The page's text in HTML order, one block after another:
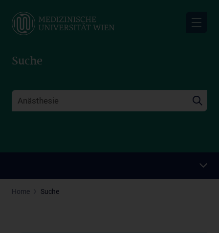
main
Suche
Home Suche